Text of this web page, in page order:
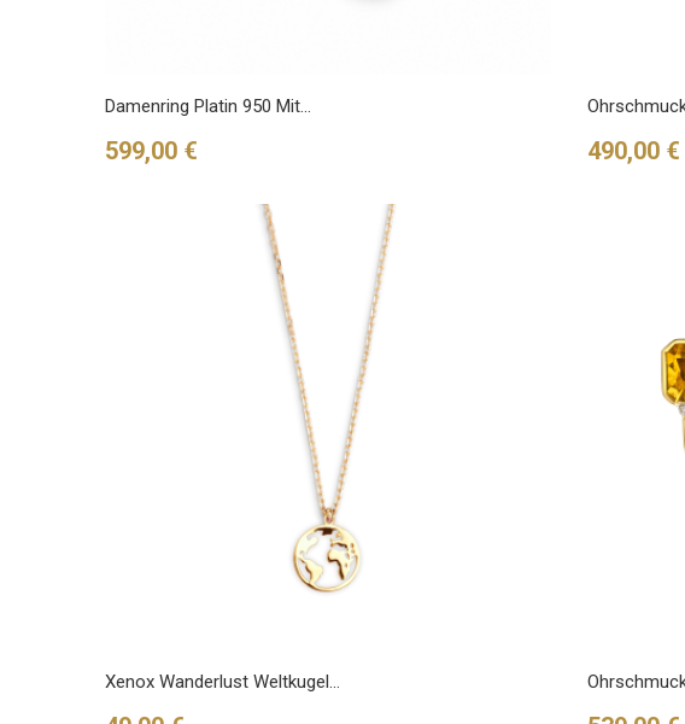
Damenring Platin 950 Mit...
Preis
599,00 € Preis
490,00 €
Xenox Wanderlust Weltkugel...